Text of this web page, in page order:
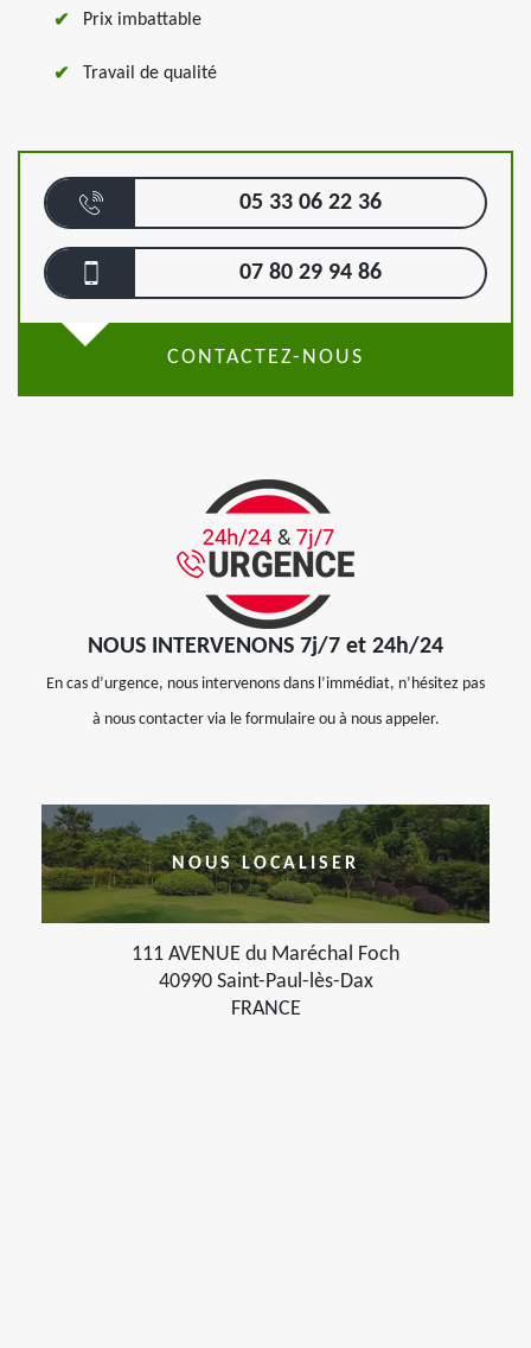
Prix imbattable
Travail de qualité
05 33 06 22 36
07 80 29 94 86
CONTACTEZ-NOUS
NOUS INTERVENONS 7j/7 et 24h/24
En cas d’urgence, nous intervenons dans l’immédiat, n’hésitez pas
à nous contacter via le formulaire ou à nous appeler.
NOUS LOCALISER
111 AVENUE du Maréchal Foch
40990 Saint-Paul-lès-Dax
FRANCE